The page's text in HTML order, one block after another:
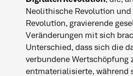
Neolithische Revolution
Revolution, gravierende
Veränderungen mit sich
Unterschied, dass sich die
verbundene Wertschöpfung
entmaterialisierte, während